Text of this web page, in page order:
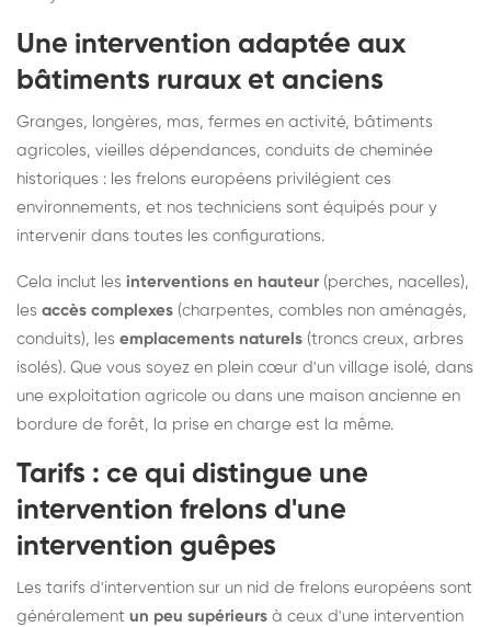
Une intervention adaptée aux
bâtiments ruraux et anciens
Granges, longères, mas, fermes en activité, bâtiments
agricoles, vieilles dépendances, conduits de cheminée
historiques : les frelons européens privilégient ces
environnements, et nos techniciens sont équipés pour y
intervenir dans toutes les configurations.
Cela inclut les interventions en hauteur (perches, nacelles),
les accès complexes (charpentes, combles non aménagés,
conduits), les emplacements naturels (troncs creux, arbres
isolés). Que vous soyez en plein cœur d'un village isolé, dans
une exploitation agricole ou dans une maison ancienne en
bordure de forêt, la prise en charge est la même.
Tarifs : ce qui distingue une
intervention frelons d'une
intervention guêpes
Les tarifs d'intervention sur un nid de frelons européens sont
généralement un peu supérieurs à ceux d'une intervention